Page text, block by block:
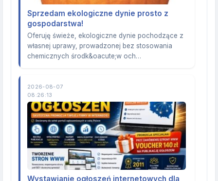
Sprzedam ekologiczne dynie prosto z
gospodarstwa!
Oferuję świeże, ekologiczne dynie pochodzące z
własnej uprawy, prowadzonej bez stosowania
chemicznych środk&oacute;w och…
2026-08-07
08:26:13
Wystawianie ogłoszeń internetowych dla